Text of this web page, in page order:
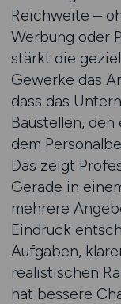
Reichweite –
Werbung oder
stärkt die
Gewerke das
dass das
Baustellen,
dem
Das zeigt
Gerade in
mehrere
Eindruck
Aufgaben,
realistischen
hat bessere